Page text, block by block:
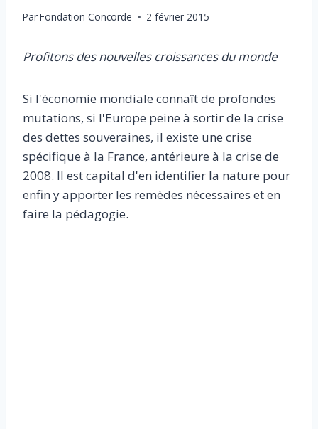
ParFondation Concorde 2 février 2015
Profitons des nouvelles croissances du monde
Si l'économie mondiale connaît de profondes
mutations, si l'Europe peine à sortir de la crise
des dettes souveraines, il existe une crise
spécifique à la France, antérieure à la crise de
2008. Il est capital d'en identifier la nature pour
enfin y apporter les remèdes nécessaires et en
faire la pédagogie.